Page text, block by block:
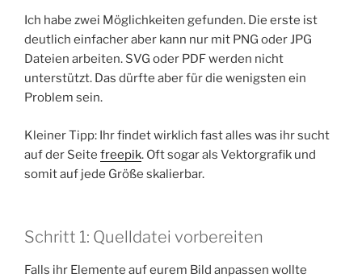
Ich habe zwei Möglichkeiten gefunden. Die erste ist
deutlich einfacher aber kann nur mit PNG oder JPG
Dateien arbeiten. SVG oder PDF werden nicht
unterstützt. Das dürfte aber für die wenigsten ein
Problem sein.
Kleiner Tipp: Ihr findet wirklich fast alles was ihr sucht
auf der Seite freepik. Oft sogar als Vektorgrafik und
somit auf jede Größe skalierbar.
Schritt 1: Quelldatei vorbereiten
Falls ihr Elemente auf eurem Bild anpassen wollte